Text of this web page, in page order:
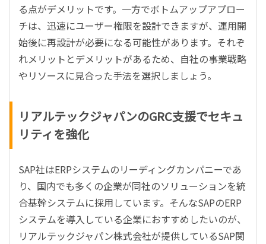
る点がデメリットです。一方でボトムアップアプロー
チは、迅速にユーザー権限を設計できますが、運用開
始後に再設計が必要になる可能性があります。それぞ
れメリットとデメリットがあるため、自社の事業戦略
やリソースに見合った手法を選択しましょう。
リアルテックジャパンのGRC支援でセキュ
リティを強化
SAP社はERPシステムのリーディングカンパニーであ
り、国内でも多くの企業が同社のソリューションを統
合基幹システムに採用しています。そんなSAPのERP
システムを導入している企業におすすめしたいのが、
リアルテックジャパン株式会社が提供しているSAP関